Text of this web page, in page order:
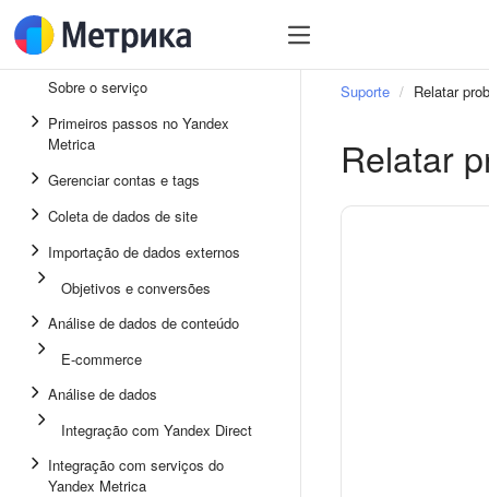
Sobre o serviço
Primeiros passos no Yandex
Metrica
Gerenciar contas e tags
Coleta de dados de site
Importação de dados externos
Objetivos e conversões
Análise de dados de conteúdo
E-commerce
Análise de dados
Integração com Yandex Direct
Integração com serviços do
Yandex Metrica
Suporte Relatar
Relatar